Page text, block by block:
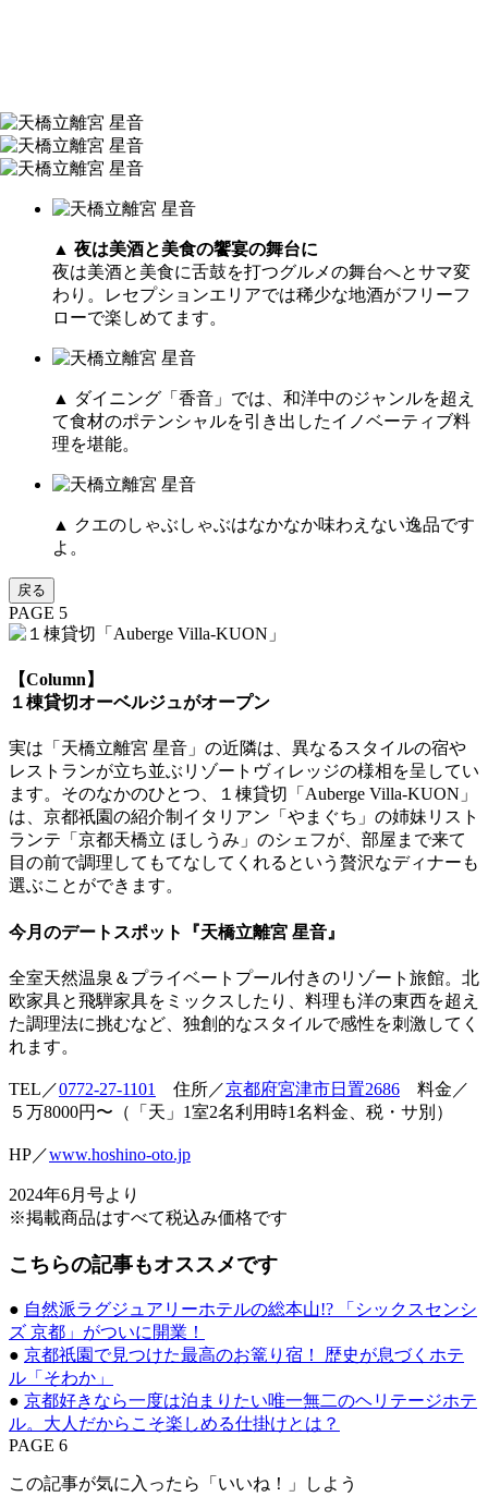
▲ 夜は美酒と美食の饗宴の舞台に
夜は美酒と美食に舌鼓を打つグルメの舞台へとサマ変
わり。レセプションエリアでは稀少な地酒がフリーフ
ローで楽しめてます。
▲ ダイニング「香音」では、和洋中のジャンルを超え
て食材のポテンシャルを引き出したイノベーティブ料
理を堪能。
▲ クエのしゃぶしゃぶはなかなか味わえない逸品です
よ。
戻る
PAGE 5
【Column】
１棟貸切オーベルジュがオープン
実は「天橋立離宮 星音」の近隣は、異なるスタイルの宿や
レストランが立ち並ぶリゾートヴィレッジの様相を呈してい
ます。そのなかのひとつ、１棟貸切「Auberge Villa-KUON」
は、京都祇園の紹介制イタリアン「やまぐち」の姉妹リスト
ランテ「京都天橋立 ほしうみ」のシェフが、部屋まで来て
目の前で調理してもてなしてくれるという贅沢なディナーも
選ぶことができます。
今月のデートスポット『天橋立離宮 星音』
全室天然温泉＆プライベートプール付きのリゾート旅館。北
欧家具と飛騨家具をミックスしたり、料理も洋の東西を超え
た調理法に挑むなど、独創的なスタイルで感性を刺激してく
れます。
TEL／0772-27-1101 住所／京都府宮津市日置2686 料金／
５万8000円〜（「天」1室2名利用時1名料金、税・サ別）
HP／www.hoshino-oto.jp
2024年6月号より
※掲載商品はすべて税込み価格です
こちらの記事もオススメです
● 自然派ラグジュアリーホテルの総本山!? 「シックスセンシ
ズ 京都」がついに開業！
● 京都祇園で見つけた最高のお篭り宿！ 歴史が息づくホテ
ル「そわか」
● 京都好きなら一度は泊まりたい唯一無二のヘリテージホテ
ル。大人だからこそ楽しめる仕掛けとは？
PAGE 6
この記事が気に入ったら「いいね！」しよう